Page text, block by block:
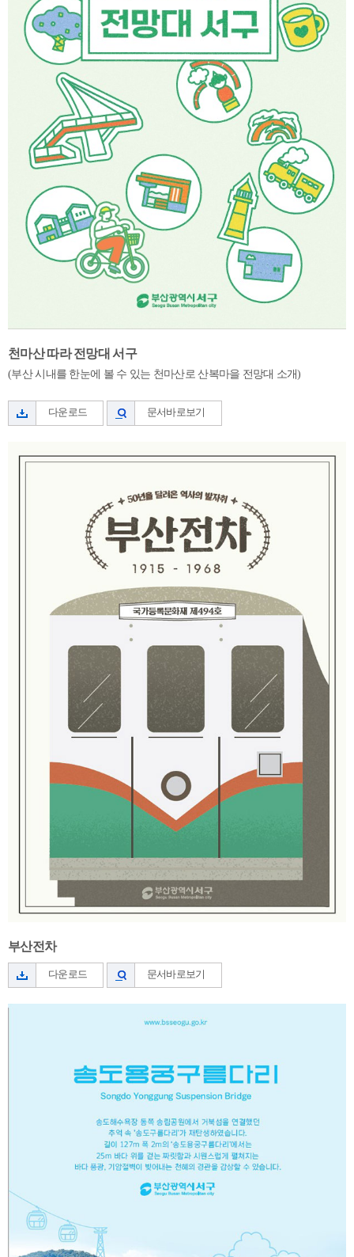
천마산 따라 전망대 서구
(부산 시내를 한눈에 볼 수 있는 천마산로 산복마을 전망대 소개)
다운로드 문서바로보기
부산전차
다운로드 문서바로보기